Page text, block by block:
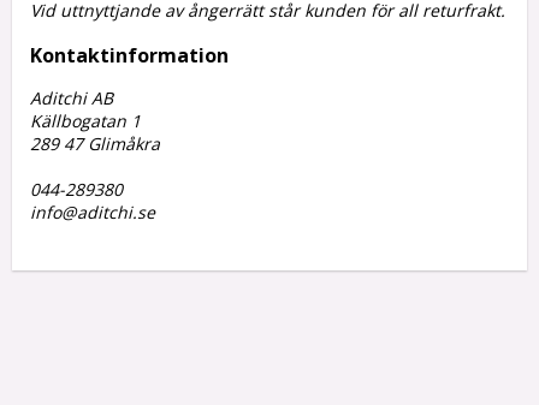
Vid uttnyttjande av ångerrätt står kunden för all returfrakt.
Kontaktinformation
Aditchi AB
Källbogatan 1
289 47 Glimåkra
044-289380
info@aditchi.se